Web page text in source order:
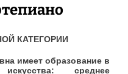
КАТЕГОРИИ
имеет образование в
среднее